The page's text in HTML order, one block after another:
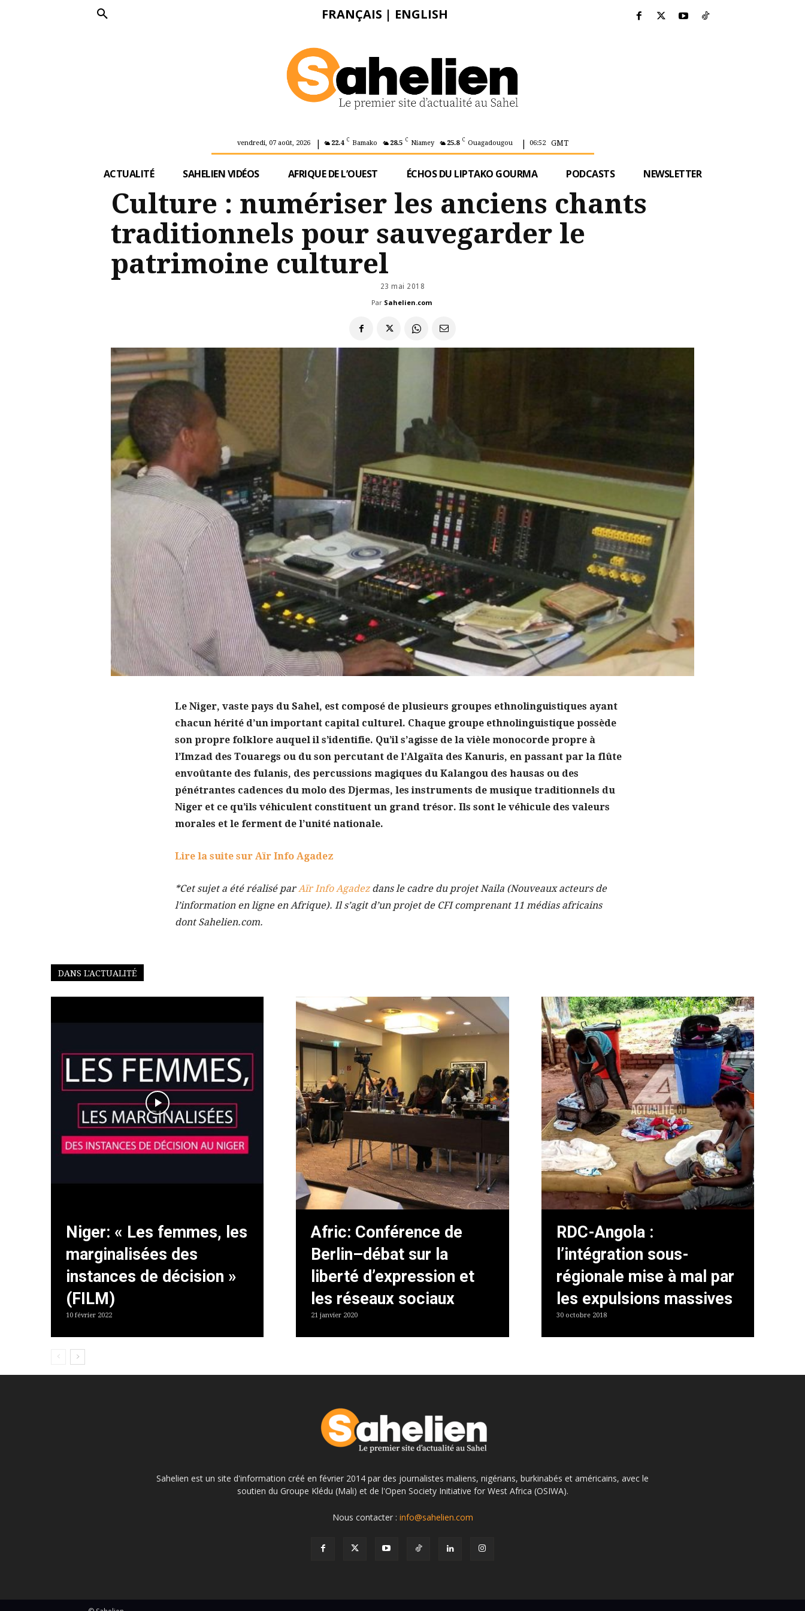
FRANÇAIS | ENGLISH
vendredi, 07 août, 2026 | 22.4 C Bamako 28.5 C Niamey 25.8 C Ouagadougou | 06:52 GMT
ACTUALITÉ SAHELIEN VIDÉOS AFRIQUE DE L’OUEST ÉCHOS DU LIPTAKO GOURMA PODCASTS NEWSLETTER
Culture : numériser les anciens chants
traditionnels pour sauvegarder le
patrimoine culturel
23 mai 2018
Par Sahelien.com
Le Niger, vaste pays du Sahel, est composé de plusieurs groupes ethnolinguistiques ayant
chacun hérité d’un important capital culturel. Chaque groupe ethnolinguistique possède
son propre folklore auquel il s’identifie. Qu’il s’agisse de la vièle monocorde propre à
l’Imzad des Touaregs ou du son percutant de l’Algaïta des Kanuris, en passant par la flûte
envoûtante des fulanis, des percussions magiques du Kalangou des hausas ou des
pénétrantes cadences du molo des Djermas, les instruments de musique traditionnels du
Niger et ce qu’ils véhiculent constituent un grand trésor. Ils sont le véhicule des valeurs
morales et le ferment de l’unité nationale.
Lire la suite sur Aïr Info Agadez
*Cet sujet a été réalisé parAïr Info Agadezdans le cadre du projet Naila (Nouveaux acteurs de
l’information en ligne en Afrique). Il s’agit d’un projet de CFI comprenant 11 médias africains
dont Sahelien.com.
DANS L'ACTUALITÉ
Niger: « Les femmes, les
marginalisées des
instances de décision »
(FILM)
10 février 2022
Afric: Conférence de
Berlin–débat sur la
liberté d’expression et
les réseaux sociaux
21 janvier 2020
RDC-Angola :
l’intégration sous-
régionale mise à mal par
les expulsions massives
30 octobre 2018
Sahelien est un site d'information créé en février 2014 par des journalistes maliens, nigérians, burkinabés et américains, avec le
soutien du Groupe Klédu (Mali) et de l'Open Society Initiative for West Africa (OSIWA).
Nous contacter : info@sahelien.com